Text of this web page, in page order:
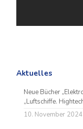
Aktuelles
Neue Bücher
„Luftschiffe.
10. November 2024